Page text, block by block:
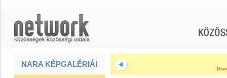
NARA KÉPGALÉRIÁI